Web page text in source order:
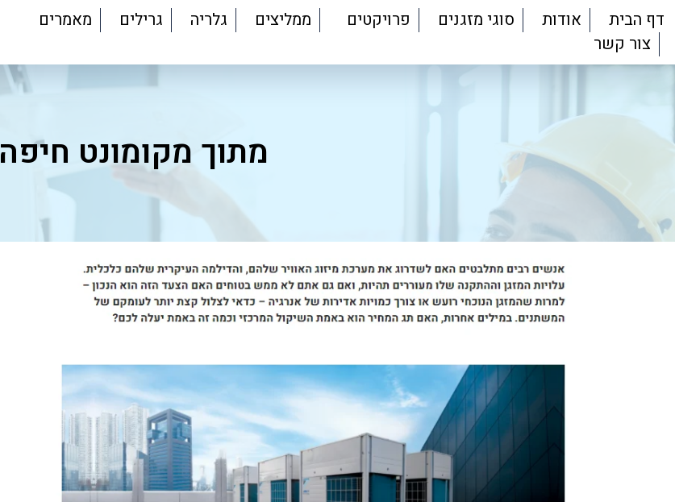
דף הבית אודות סוגי מזגנים פרויקטים ממליצים גלריה גרילים
מאמרים
צור קשר
מתוך מקומונט חיפה